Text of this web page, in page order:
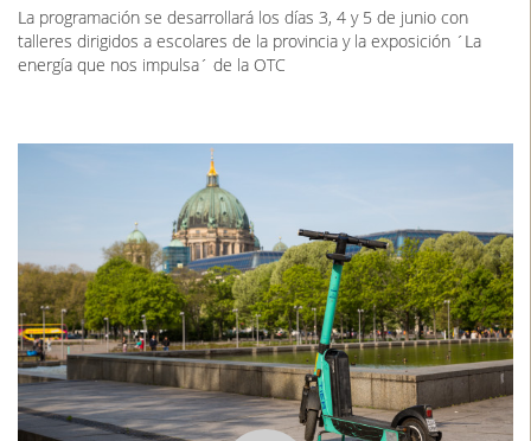
La programación se desarrollará los días 3, 4 y 5 de junio con
talleres dirigidos a escolares de la provincia y la exposición ´La
energía que nos impulsa´ de la OTC